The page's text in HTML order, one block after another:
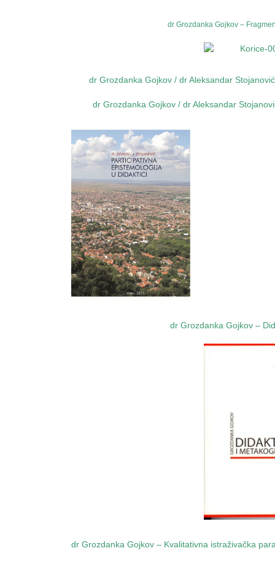
dr Grozdanka Gojkov –
dr Grozdanka Gojkov / dr Aleksandar
dr Grozdanka Gojkov / dr Aleksandar
dr Grozdanka Gojkov –
dr Grozdanka Gojkov – Kvalitativna istraživačka